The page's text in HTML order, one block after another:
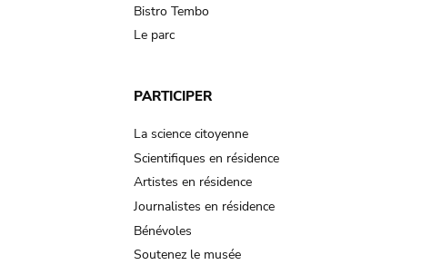
Bistro Tembo
Le parc
PARTICIPER
La science citoyenne
Scientifiques en résidence
Artistes en résidence
Journalistes en résidence
Bénévoles
Soutenez le musée